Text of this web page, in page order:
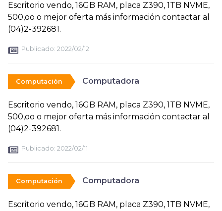
Escritorio vendo, 16GB RAM, placa Z390, 1TB NVME,
500,oo o mejor oferta más información contactar al
(04)2-392681.
Publicado: 2022/02/12
Computación Computadora
Escritorio vendo, 16GB RAM, placa Z390, 1TB NVME,
500,oo o mejor oferta más información contactar al
(04)2-392681.
Publicado: 2022/02/11
Computación Computadora
Escritorio vendo, 16GB RAM, placa Z390, 1TB NVME,